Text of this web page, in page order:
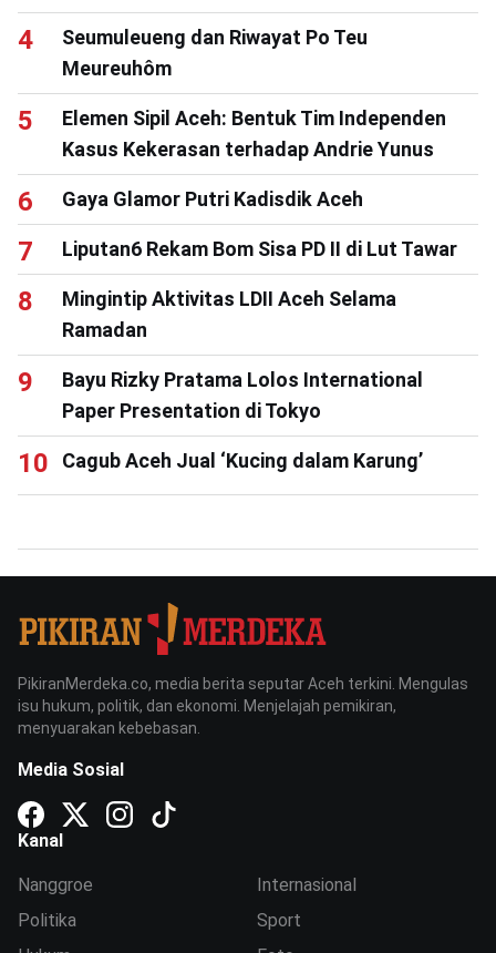
Seumuleueng dan Riwayat Po Teu
Meureuhôm
Elemen Sipil Aceh: Bentuk Tim Independen
Kasus Kekerasan terhadap Andrie Yunus
Gaya Glamor Putri Kadisdik Aceh
Liputan6 Rekam Bom Sisa PD II di Lut Tawar
Mingintip Aktivitas LDII Aceh Selama
Ramadan
Bayu Rizky Pratama Lolos International
Paper Presentation di Tokyo
Cagub Aceh Jual ‘Kucing dalam Karung’
PikiranMerdeka.co, media berita seputar Aceh terkini. Mengulas
isu hukum, politik, dan ekonomi. Menjelajah pemikiran,
menyuarakan kebebasan.
Media Sosial
Kanal
Nanggroe
Politika
Internasional
Sport